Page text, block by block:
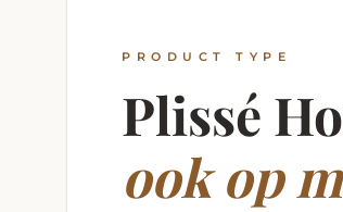
PRODUCT TYPE
Plissé
ook op